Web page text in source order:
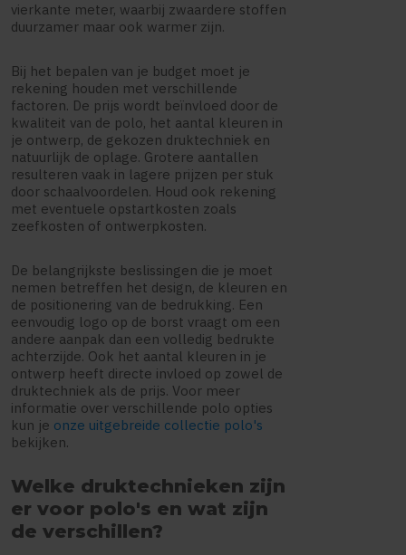
vierkante meter, waarbij zwaardere stoffen
duurzamer maar ook warmer zijn.
Bij het bepalen van je budget moet je
rekening houden met verschillende
factoren. De prijs wordt beïnvloed door de
kwaliteit van de polo, het aantal kleuren in
je ontwerp, de gekozen druktechniek en
natuurlijk de oplage. Grotere aantallen
resulteren vaak in lagere prijzen per stuk
door schaalvoordelen. Houd ook rekening
met eventuele opstartkosten zoals
zeefkosten of ontwerpkosten.
De belangrijkste beslissingen die je moet
nemen betreffen het design, de kleuren en
de positionering van de bedrukking. Een
eenvoudig logo op de borst vraagt om een
andere aanpak dan een volledig bedrukte
achterzijde. Ook het aantal kleuren in je
ontwerp heeft directe invloed op zowel de
druktechniek als de prijs. Voor meer
informatie over verschillende polo opties
kun je onze uitgebreide collectie polo's
bekijken.
Welke druktechnieken zijn
er voor polo's en wat zijn
de verschillen?